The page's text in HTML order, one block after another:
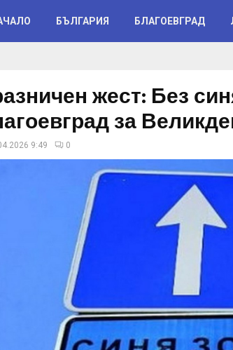
БЪЛГАРИЯ БЛАГОЕВГРАД
жест: Без
за
9:49 0